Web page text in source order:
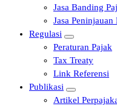
Jasa Banding
Jasa
Regulasi
Peraturan Pajak
Tax Treaty
Link Referensi
Publikasi
Artikel